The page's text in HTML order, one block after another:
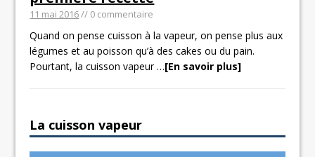
11 mai 2016// 0 commentaire
Quand on pense cuisson à la vapeur, on pense plus aux
légumes et au poisson qu’à des cakes ou du pain.
Pourtant, la cuisson vapeur…[En savoir plus]
La cuisson vapeur